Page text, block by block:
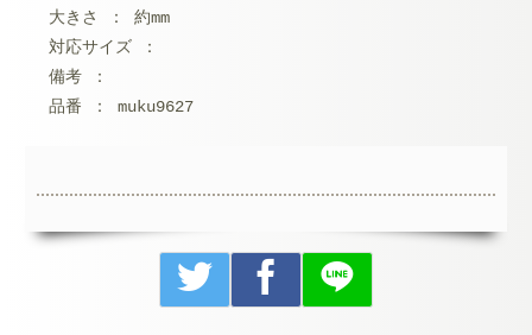
大きさ ： 約mm
対応サイズ ：
備考 ：
品番 ： muku9627